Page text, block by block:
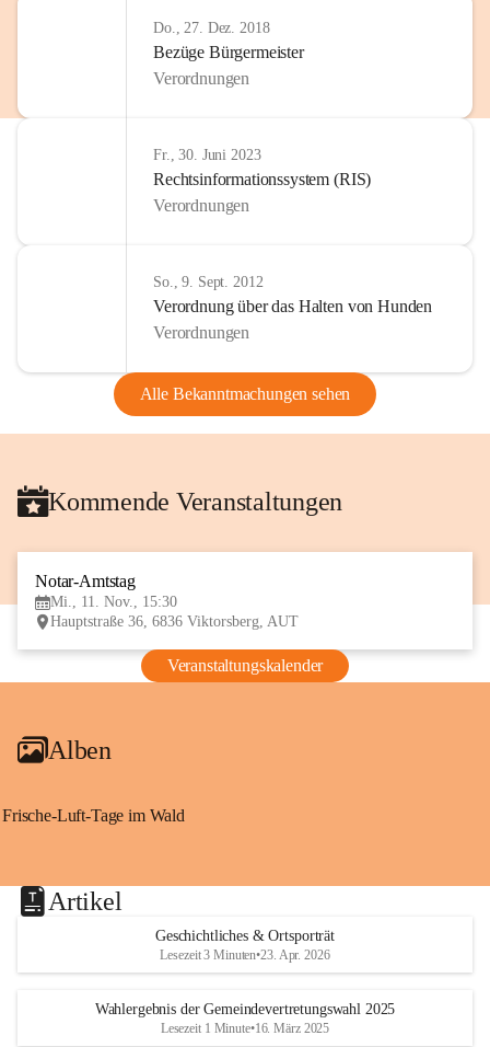
Do., 27. Dez. 2018
Bezüge Bürgermeister
Verordnungen
Fr., 30. Juni 2023
Rechtsinformationssystem (RIS)
Verordnungen
So., 9. Sept. 2012
Verordnung über das Halten von Hunden
Verordnungen
Alle Bekanntmachungen sehen
Kommende Veranstaltungen
Notar-Amtstag
Mi., 11. Nov., 15:30
Hauptstraße 36, 6836 Viktorsberg, AUT
Veranstaltungskalender
Alben
Frische-Luft-Tage im Wald
Artikel
Geschichtliches & Ortsporträt
Lesezeit 3 Minuten•23. Apr. 2026
Wahlergebnis der Gemeindevertretungswahl 2025
Lesezeit 1 Minute•16. März 2025